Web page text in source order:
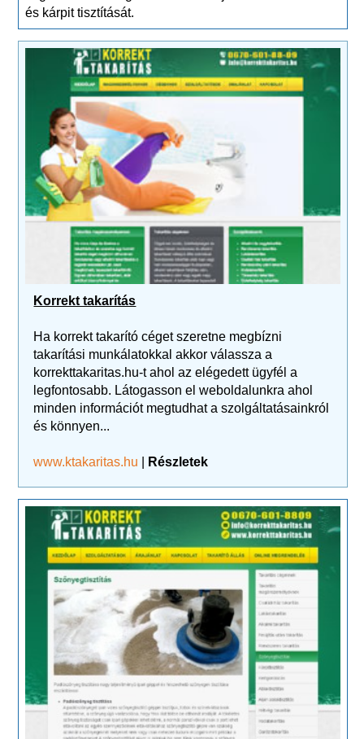
és kárpit tisztítását.
Korrekt takarítás
Ha korrekt takarító céget szeretne megbízni
takarítási munkálatokkal akkor válassza a
korrekttakaritas.hu-t ahol az elégedett ügyfél a
legfontosabb. Látogasson el weboldalunkra ahol
minden információt megtudhat a szolgáltatásainkról
és könnyen...
www.ktakaritas.hu Részletek